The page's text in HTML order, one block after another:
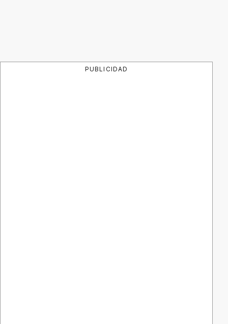
PUBLICIDAD